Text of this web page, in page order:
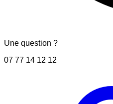
Une question ?
07 77 14 12 12